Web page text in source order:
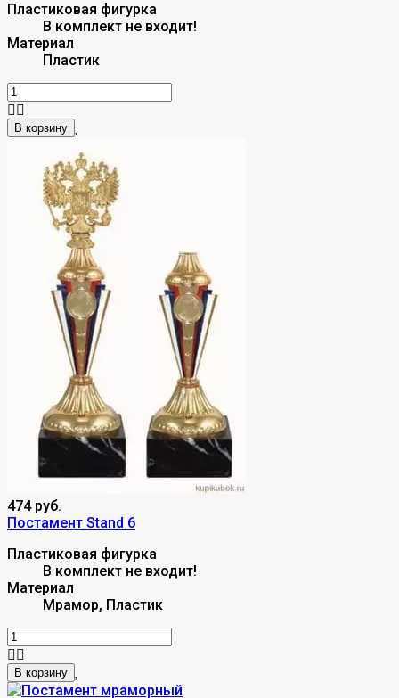
Пластиковая фигурка
В комплект не входит!
Материал
Пластик
В корзину
474 руб.
Постамент Stand 6
Пластиковая фигурка
В комплект не входит!
Материал
Мрамор, Пластик
В корзину